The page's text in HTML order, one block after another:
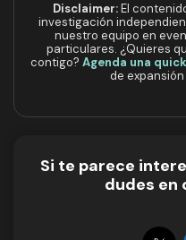
Disclaimer:El
investigación
nuestro equipo en
particulares. ¿Quieres
contigo? Agenda una
de
Si te parece
dudes en